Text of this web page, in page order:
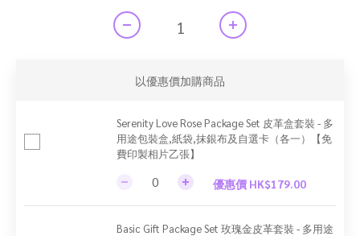
以優惠價加購商品
Serenity Love Rose Package Set 皮革盒套裝 - 多
用途包裝盒,紙袋,抹銀布及自選卡（各一）【免
費印製相片乙張】
優惠價 HK$179.00
Basic Gift Package Set 玫瑰金皮革套裝 - 多用途